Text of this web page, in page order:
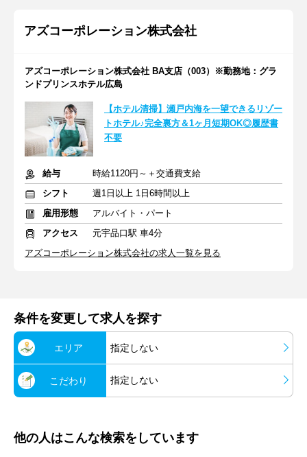
アズコーポレーション株式会社
アズコーポレーション株式会社 BA支店（003）※勤務地：グラ
ンドプリンスホテル広島
【ホテル清掃】瀬戸内海を一望できるリゾー
トホテル♪完全裏方＆1ヶ月短期OK◎履歴書
不要
給与
時給1120円～＋交通費支給
シフト
週1日以上 1日6時間以上
雇用形態
アルバイト・パート
アクセス
元宇品口駅 車4分
アズコーポレーション株式会社の求人一覧を見る
条件を変更して求人を探す
エリア 指定しない
こだわり 指定しない
他の人はこんな検索をしています